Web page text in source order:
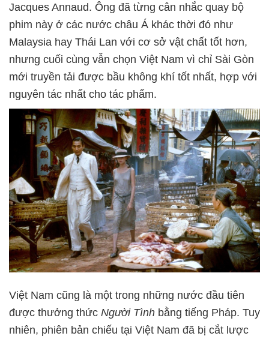
Jacques Annaud. Ông đã từng cân nhắc quay bộ
phim này ở các nước châu Á khác thời đó như
Malaysia hay Thái Lan với cơ sở vật chất tốt hơn,
nhưng cuối cùng vẫn chọn Việt Nam vì chỉ Sài Gòn
mới truyền tải được bầu không khí tốt nhất, hợp với
nguyên tác nhất cho tác phẩm.
Việt Nam cũng là một trong những nước đầu tiên
được thưởng thức Người Tình bằng tiếng Pháp. Tuy
nhiên, phiên bản chiếu tại Việt Nam đã bị cắt lược